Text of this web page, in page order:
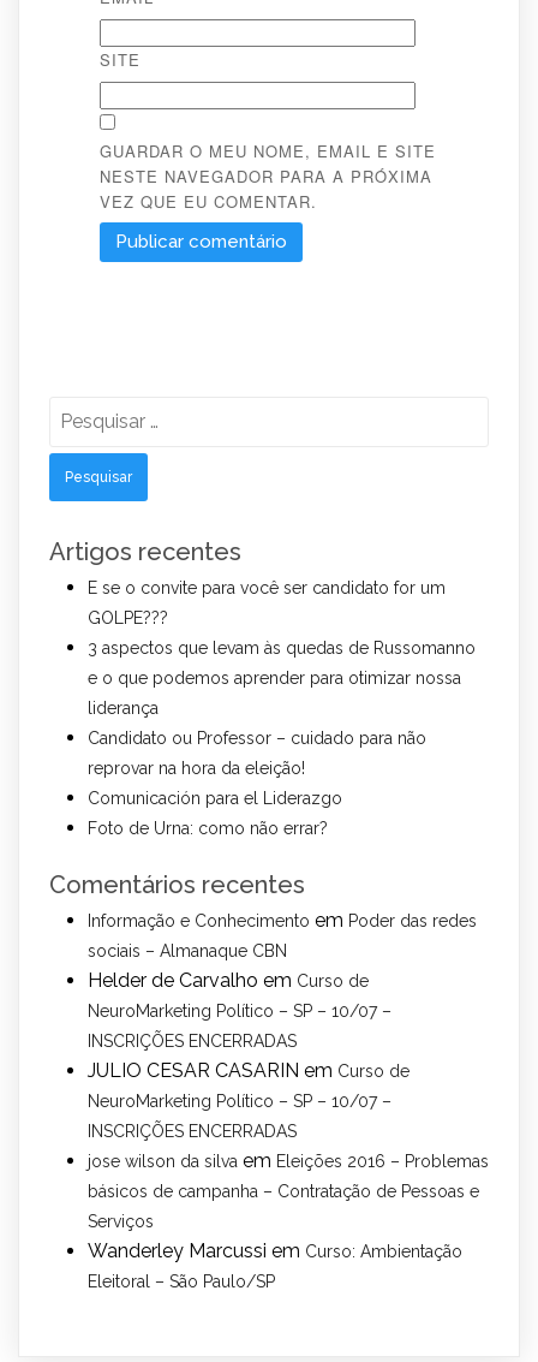
SITE
GUARDAR O MEU NOME, EMAIL E SITE
NESTE NAVEGADOR PARA A PRÓXIMA
VEZ QUE EU COMENTAR.
por:
Artigos recentes
E se o convite para você ser candidato for um
GOLPE???
3 aspectos que levam às quedas de Russomanno
e o que podemos aprender para otimizar nossa
liderança
Candidato ou Professor – cuidado para não
reprovar na hora da eleição!
Comunicación para el Liderazgo
Foto de Urna: como não errar?
Comentários recentes
Informação e Conhecimento em Poder das redes
sociais – Almanaque CBN
Helder de Carvalho em Curso de
NeuroMarketing Político – SP – 10/07 –
INSCRIÇÕES ENCERRADAS
JULIO CESAR CASARIN em Curso de
NeuroMarketing Político – SP – 10/07 –
INSCRIÇÕES ENCERRADAS
jose wilson da silva em Eleições 2016 – Problemas
básicos de campanha – Contratação de Pessoas e
Serviços
Wanderley Marcussi em Curso: Ambientação
Eleitoral – São Paulo/SP